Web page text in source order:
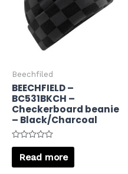
Beechfiled
BEECHFIELD –
BC531BKCH –
Checkerboard beanie
– Black/Charcoal
Rated
out
of
Read more